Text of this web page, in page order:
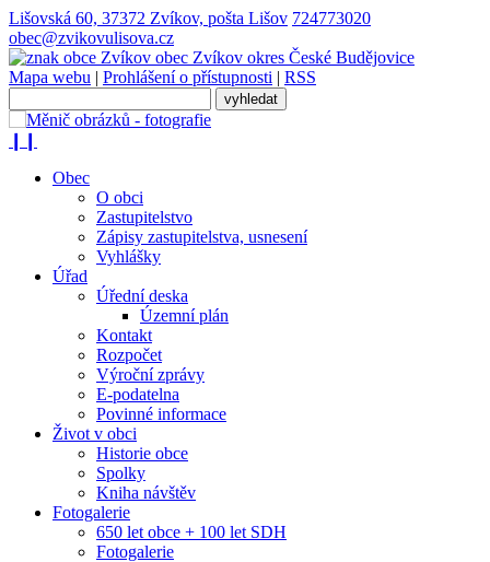
Lišovská 60, 37372 Zvíkov, pošta Lišov 724773020
obec@zvikovulisova.cz
obec Zvíkov okres České Budějovice
Mapa webu | Prohlášení o přístupnosti | RSS
Obec
O obci
Zastupitelstvo
Zápisy zastupitelstva, usnesení
Vyhlášky
Úřad
Úřední deska
Územní plán
Kontakt
Rozpočet
Výroční zprávy
E-podatelna
Povinné informace
Život v obci
Historie obce
Spolky
Kniha návštěv
Fotogalerie
650 let obce + 100 let SDH
Fotogalerie